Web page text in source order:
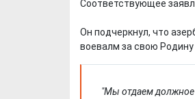
Соответствующее
Он подчеркнул, что
воевалм за свою
"Мы отдаем должное